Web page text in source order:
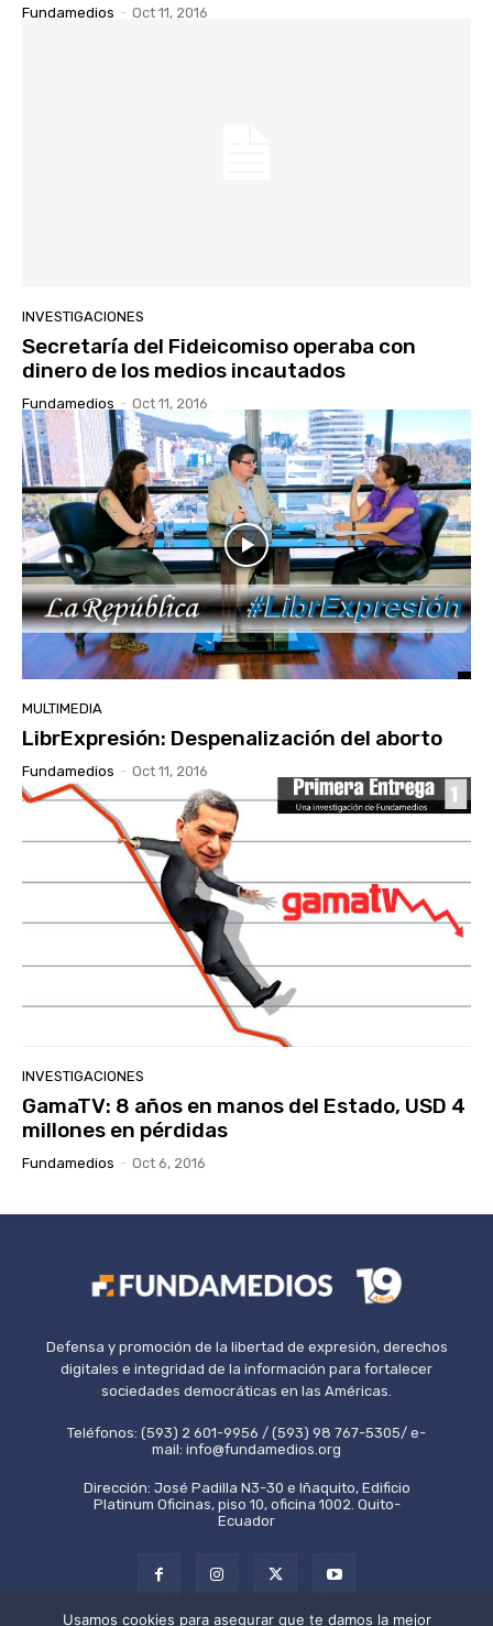
Fundamedios - Oct 11, 2016
INVESTIGACIONES
Secretaría del Fideicomiso operaba con
dinero de los medios incautados
Fundamedios - Oct 11, 2016
MULTIMEDIA
LibrExpresión: Despenalización del aborto
Fundamedios - Oct 11, 2016
INVESTIGACIONES
GamaTV: 8 años en manos del Estado, USD 4
millones en pérdidas
Fundamedios - Oct 6, 2016
Defensa y promoción de la libertad de expresión, derechos
digitales e integridad de la información para fortalecer
sociedades democráticas en las Américas.
Teléfonos: (593) 2 601-9956 / (593) 98 767-5305/ e-
mail: info@fundamedios.org
Dirección: José Padilla N3-30 e Iñaquito, Edificio
Platinum Oficinas, piso 10, oficina 1002. Quito-
Ecuador
Usamos cookies para asegurar que te damos la mejor